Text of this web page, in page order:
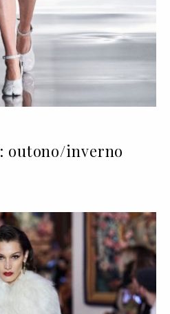
outono/inverno